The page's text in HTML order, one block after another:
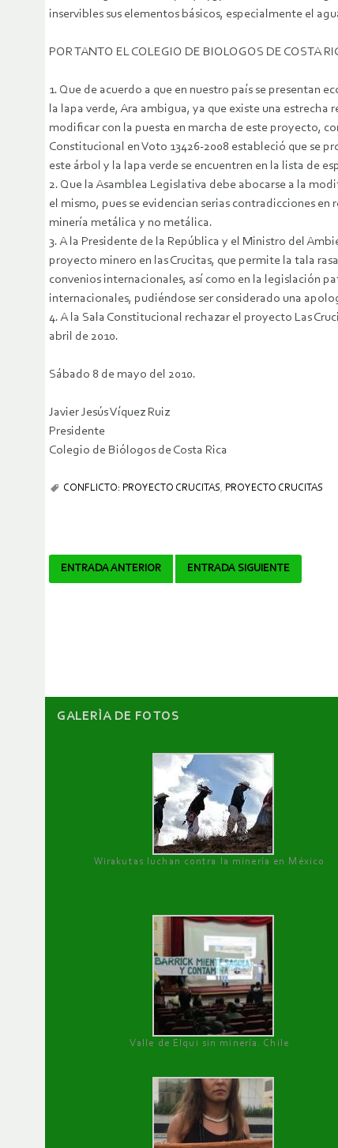
inservibles sus elementos básicos, especialmente el
POR TANTO EL COLEGIO DE BIOLOGOS DE COSTA
1. Que de acuerdo a que en nuestro país se
la lapa verde, Ara ambigua, ya que existe una
modificar con la puesta en marcha de este proyecto,
Constitucional en Voto 13426-2008 estableció que
este árbol y la lapa verde se encuentren en la lista de
2. Que la Asamblea Legislativa debe abocarse a la
el mismo, pues se evidencian serias contradicciones
minería metálica y no metálica.
3. A la Presidente de la República y el Ministro del
proyecto minero en las Crucitas, que permite la tala
convenios internacionales, así como en la legislación
internacionales, pudiéndose ser considerado una
4. A la Sala Constitucional rechazar el proyecto Las
abril de 2010.
Sábado 8 de mayo del 2010.
Javier Jesús Víquez Ruiz
Presidente
Colegio de Biólogos de Costa Rica
CONFLICTO: PROYECTO CRUCITAS, PROYECTO CRUCITAS
Navegador
ENTRADA ANTERIOR ENTRADA SIGUIENTE
GALERÌA DE FOTOS
Wirakutas luchan contra la minería en México
Valle de Elqui sin minería. Chile